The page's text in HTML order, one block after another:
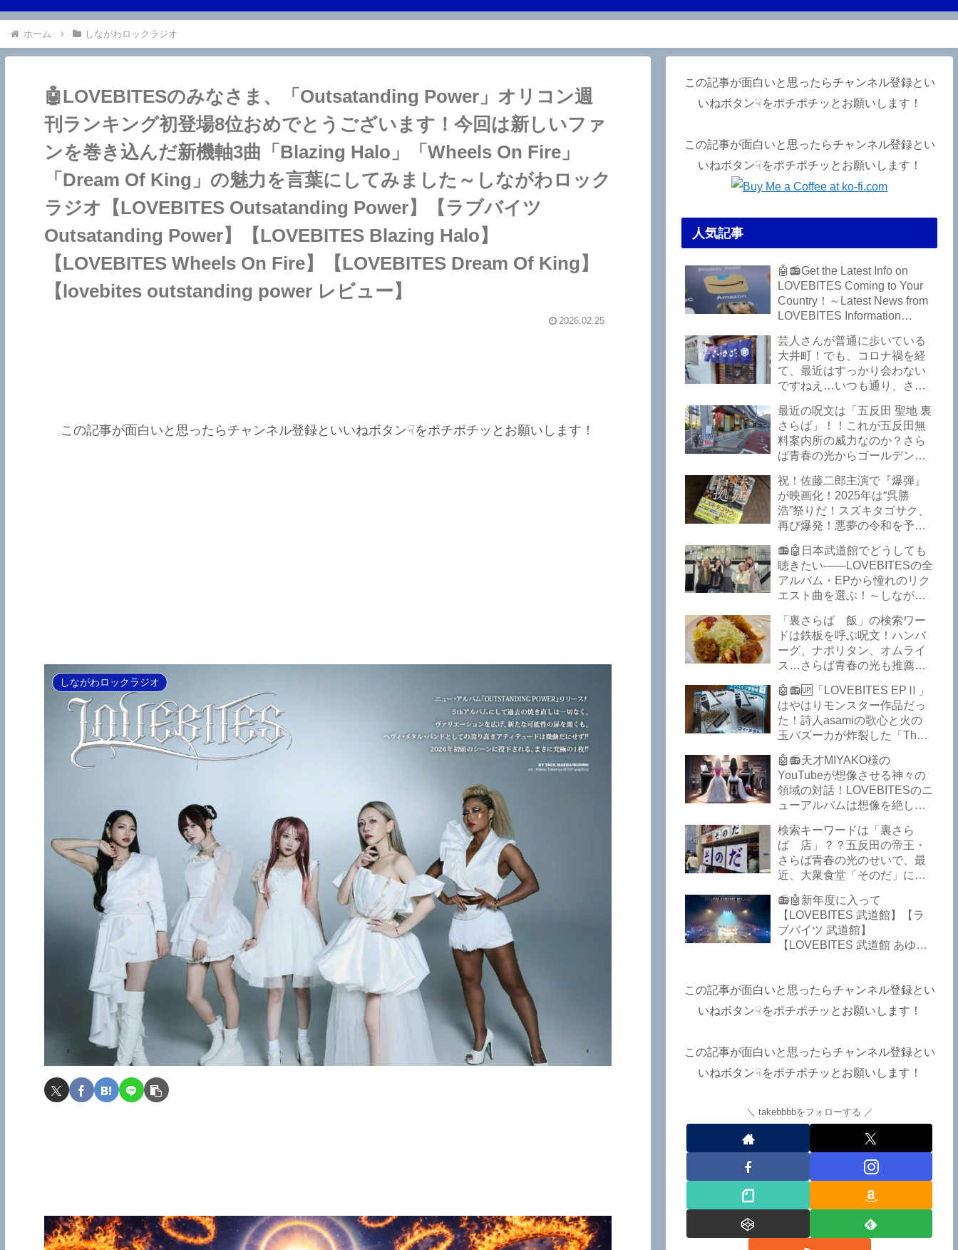
ホーム しながわロックラジオ
🤖LOVEBITESのみなさま、「Outsatanding Power」オリコン週
刊ランキング初登場8位おめでとうございます！今回は新しいファ
ンを巻き込んだ新機軸3曲「Blazing Halo」「Wheels On Fire」
「Dream Of King」の魅力を言葉にしてみました～しながわロック
ラジオ【LOVEBITES Outsatanding Power】【ラブバイツ
Outsatanding Power】【LOVEBITES Blazing Halo】
【LOVEBITES Wheels On Fire】【LOVEBITES Dream Of King】
【lovebites outstanding power レビュー】
2026.02.25
この記事が面白いと思ったらチャンネル登録といいねボタン☟をポチポチッとお願いします！
しながわロックラジオ
この記事が面白いと思ったらチャンネル登録とい
いねボタン☟をポチポチッとお願いします！
この記事が面白いと思ったらチャンネル登録とい
いねボタン☟をポチポチッとお願いします！
人気記事
🤖📻Get the Latest Info on
LOVEBITES Coming to Your
Country！～Latest News from
LOVEBITES Information
芸人さんが普通に歩いている
大井町！でも、コロナ禍を経
て、最近はすっかり会わない
ですねえ…いつも通り、さぼ
から飲んできました。私以外
にもLOVEBITESファンが数名
いるようですよ笑
最近の呪文は「五反田 聖地 裏
さらば」！！これが五反田無
料案内所の威力なのか？さら
ば青春の光からゴールデンウ
いた！激安の肉の刺し盛りが
美味い！酒もぶっちぎりで安
い！本格焼鳥 五反田「富士
屋」がオープンから３カ月で
ごった返しているぞ！【さら
ば青春の光 五反田 グルメ】
祝！佐藤二郎主演で『爆弾』
が映画化！2025年は“呉勝
浩”祭りだ！スズキタゴサク、
再び爆発！悪夢の令和を予言
２』が不気味な存在感で他を
圧倒した！異形の家族小説
『Q』も文句なしだぞ！～
2025年版「このミステリーが
すごい！」
📻🤖日本武道館でどうしても
聴きたい――LOVEBITESの全
アルバム・EPから憧れのリク
エスト曲を選ぶ！～しながわ
武道館】【ラブバイツ 武道
館】【LOVEBITES 武道館 セ
トリ】【LOVEBITES リクエ
スト曲】【LOVEBITES
Inspire】【LOVEBITES Under
The Red Sky】【LOVEBITES
Epilogue】【LOVEBITES
Today Is The Day】
【LOVEBITES Dystopia
Symphony】【LOVEBITES
My Orion】【LOVEBITES
Lost In The Garden】
【LOVEBITES The Bell In
Of Control】【LOVEBITES
The Eve Of Change】
「裏さらば 飯」の検索ワー
ドは鉄板を呼ぶ呪文！ハンバ
ーグ、ナポリタン、オムライ
ス…さらば青春の光も推薦！
定のお子様ランチを食ってき
たよ！【さらば青春の光 五反
田 グルメ】
🤖📻🆙「LOVEBITES EPⅡ」
はやはりモンスター作品だっ
た！詩人asamiの歌心と火の
玉バズーカが炸裂した「The
のだぞ！～しながわロックラ
ジオ【追記あり】
🤖📻天才MIYAKO様の
YouTubeが想像させる神々の
領域の対話！LOVEBITESのニ
ューアルバムは想像を絶して
玉てやんでい、D-A-Dの新
曲、ブルース・ディッキンソ
ン情報などです～しながわロ
ックラジオ【追記複数あり】
検索キーワードは「裏さら
ば 店」？？五反田の帝王・
さらば青春の光のせいで、最
近、大衆食堂「そのだ」に入
よ…【さらば青春の光 五反田
グルメ】
📻🤖新年度に入って
【LOVEBITES 武道館】【ラ
ブバイツ 武道館】
【LOVEBITES 武道館 あゆ
2025 セトリ】【LOVEBITES
海外の反応】あたりがトレン
ドキーワードのようです。
TOURでは、海外のファンの
姿がたくさん見られました
よ！～しながわロックラジオ
この記事が面白いと思ったらチャンネル登録とい
いねボタン☟をポチポチッとお願いします！
この記事が面白いと思ったらチャンネル登録とい
いねボタン☟をポチポチッとお願いします！
takebbbbをフォローする